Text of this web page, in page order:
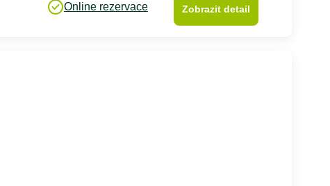
Online rezervace Zobrazit detail